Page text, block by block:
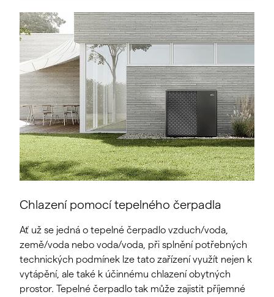
Chlazení pomocí tepelného čerpadla
Ať už se jedná o tepelné čerpadlo vzduch/voda,
země/voda nebo voda/voda, při splnění potřebných
technických podmínek lze tato zařízení využít nejen k
vytápění, ale také k účinnému chlazení obytných
prostor. Tepelné čerpadlo tak může zajistit příjemné